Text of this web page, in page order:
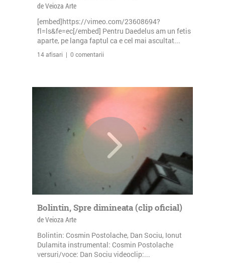
de Veioza Arte
[embed]https://vimeo.com/23608694?
fl=ls&fe=ec[/embed] Pentru Daedelus am un fetis
aparte, pe langa faptul ca e cel mai ascultat...
14 afisari | 0 comentarii
Bolintin, Spre dimineata (clip oficial)
de Veioza Arte
Bolintin: Cosmin Postolache, Dan Sociu, Ionut
Dulamita instrumental: Cosmin Postolache
versuri/voce: Dan Sociu videoclip:...